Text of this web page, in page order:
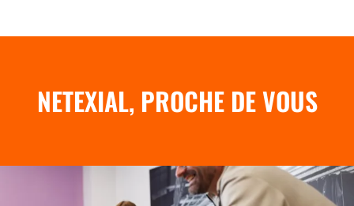
NETEXIAL, PROCHE DE VOUS